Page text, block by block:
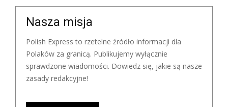
Nasza misja
Polish Express to rzetelne źródło informacji dla
Polaków za granicą. Publikujemy wyłącznie
sprawdzone wiadomości. Dowiedz się, jakie są nasze
zasady redakcyjne!